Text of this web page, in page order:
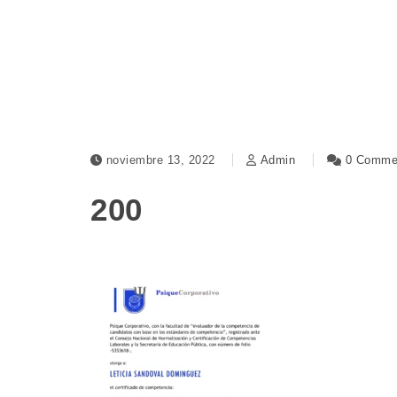
noviembre 13, 2022 Admin 0
200